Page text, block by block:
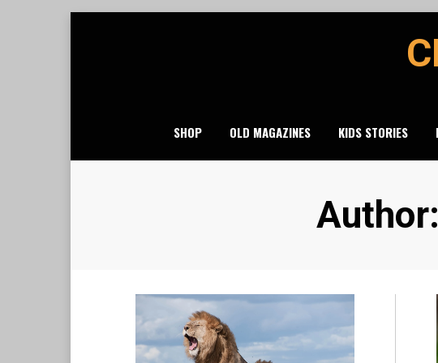
SHOP OLD MAGAZINES KIDS STORIES
Author: